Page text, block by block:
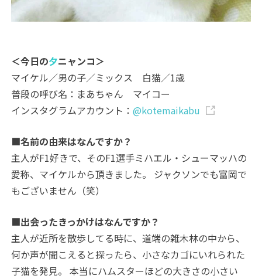
＜今日の夕ニャンコ＞
マイケル／男の子／ミックス 白猫／1歳
普段の呼び名：まあちゃん マイコー
インスタグラムアカウント：@kotemaikabu
■名前の由来はなんですか？
主人がF1好きで、そのF1選手ミハエル・シューマッハの
愛称、マイケルから頂きました。 ジャクソンでも富岡で
もございません（笑）
■出会ったきっかけはなんですか？
主人が近所を散歩してる時に、道端の雑木林の中から、
何か声が聞こえると探ったら、小さなカゴにいれられた
子猫を発見。 本当にハムスターほどの大きさの小さい